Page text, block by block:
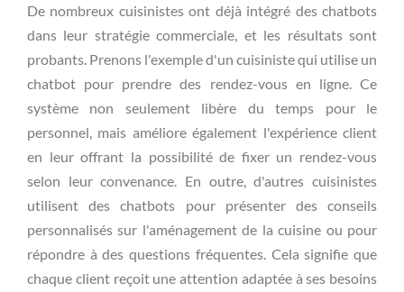
De nombreux cuisinistes ont déjà intégré des chatbots
dans leur stratégie commerciale, et les résultats sont
probants. Prenons l'exemple d'un cuisiniste qui utilise un
chatbot pour prendre des rendez-vous en ligne. Ce
système non seulement libère du temps pour le
personnel, mais améliore également l'expérience client
en leur offrant la possibilité de fixer un rendez-vous
selon leur convenance. En outre, d'autres cuisinistes
utilisent des chatbots pour présenter des conseils
personnalisés sur l'aménagement de la cuisine ou pour
répondre à des questions fréquentes. Cela signifie que
chaque client reçoit une attention adaptée à ses besoins